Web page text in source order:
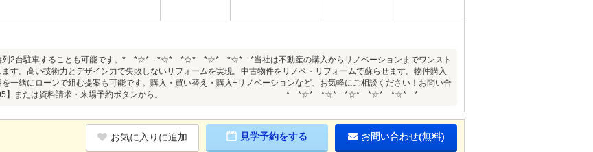
列2台駐車することも可能です。* *☆* *☆* *☆* *☆* *☆* *当社は不動産の購入からリノベーションまでワンスト
す。高い技術力とデザイン力で失敗しないリフォームを実現。中古物件をリノベ・リフォームで蘇らせます。物件購入
一緒にローンで組む提案も可能です。購入・買い替え・購入+リノベーションなど、お気軽にご相談ください！お問い合
9005】または資料請求・来場予約ボタンから。 * *☆* *☆* *☆* *☆* *☆* *
お気に入りに追加 見学予約をする お問い合わせ(無料)